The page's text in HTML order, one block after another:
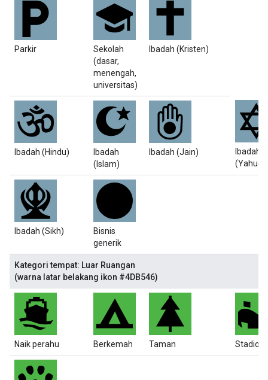
Parkir
Sekolah
(dasar,
menengah,
universitas)
Ibadah (Kristen)
Ibadah (Hindu)
Ibadah
(Islam)
Ibadah (Jain)
Ibadah
(Yahudi)
Ibadah (Sikh)
Bisnis
generik
Kategori tempat: Luar Ruangan
(warna latar belakang ikon #4DB546)
Naik perahu Berkemah Taman Stadion